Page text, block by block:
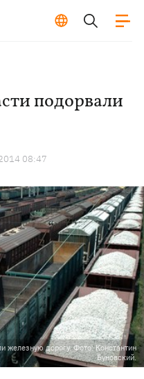
подорвали
08:47
железную дорогу. Фото: Константин
Буновский.